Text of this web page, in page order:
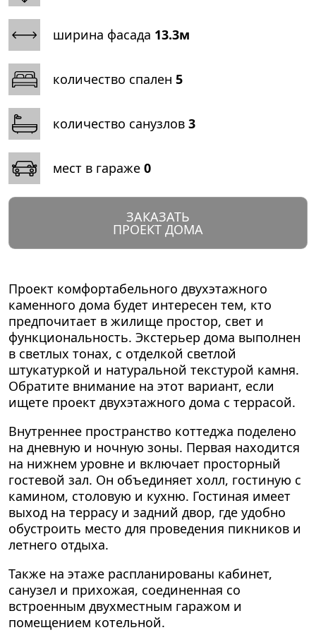
ширина фасада 13.3м
количество спален 5
количество санузлов 3
мест в гараже 0
ЗАКАЗАТЬ
ПРОЕКТ ДОМА
Проект комфортабельного двухэтажного
каменного дома будет интересен тем, кто
предпочитает в жилище простор, свет и
функциональность. Экстерьер дома выполнен
в светлых тонах, с отделкой светлой
штукатуркой и натуральной текстурой камня.
Обратите внимание на этот вариант, если
ищете проект двухэтажного дома с террасой.
Внутреннее пространство коттеджа поделено
на дневную и ночную зоны. Первая находится
на нижнем уровне и включает просторный
гостевой зал. Он объединяет холл, гостиную с
камином, столовую и кухню. Гостиная имеет
выход на террасу и задний двор, где удобно
обустроить место для проведения пикников и
летнего отдыха.
Также на этаже распланированы кабинет,
санузел и прихожая, соединенная со
встроенным двухместным гаражом и
помещением котельной.